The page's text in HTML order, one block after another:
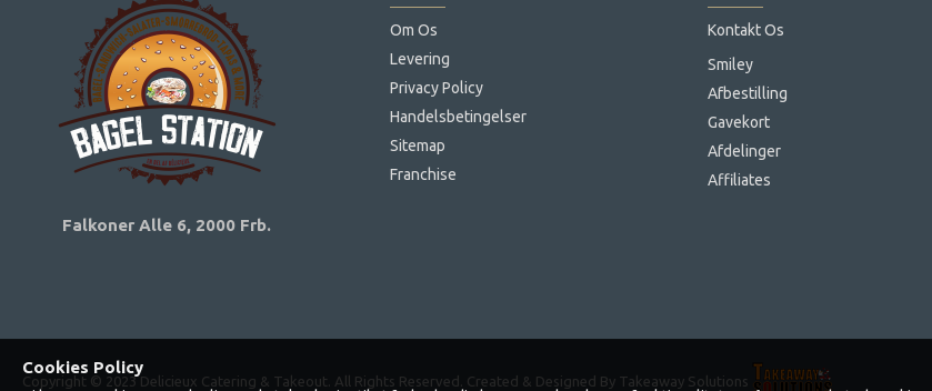
Falkoner Alle 6, 2000 Frb.
Om Os
Levering
Privacy Policy
Handelsbetingelser
Sitemap
Franchise
Kontakt Os
Smiley
Afbestilling
Gavekort
Afdelinger
Affiliates
Copyright © 2023 Delicieux Catering & Takeout. All Rights Reserved. Created & Designed By Takeaway Solutions
Cookies Policy